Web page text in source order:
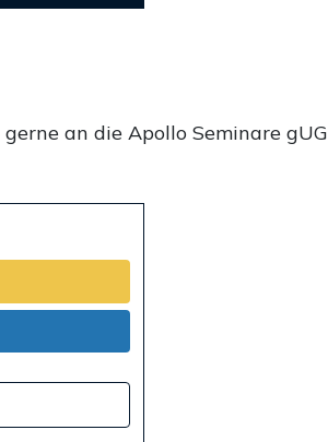
an die Apollo Seminare gUG